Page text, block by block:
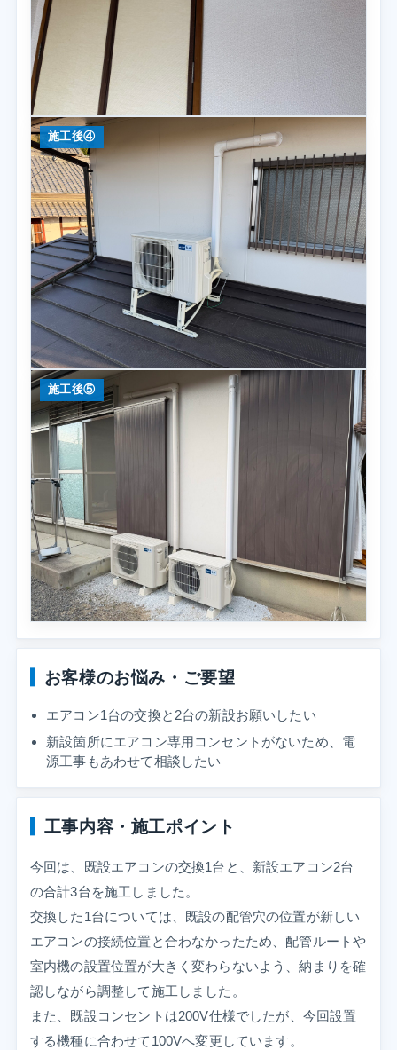
施工後④
施工後⑤
お客様のお悩み・ご要望
エアコン1台の交換と2台の新設お願いしたい
新設箇所にエアコン専用コンセントがないため、電
源工事もあわせて相談したい
工事内容・施工ポイント
今回は、既設エアコンの交換1台と、新設エアコン2台
の合計3台を施工しました。
交換した1台については、既設の配管穴の位置が新しい
エアコンの接続位置と合わなかったため、配管ルートや
室内機の設置位置が大きく変わらないよう、納まりを確
認しながら調整して施工しました。
また、既設コンセントは200V仕様でしたが、今回設置
する機種に合わせて100Vへ変更しています。